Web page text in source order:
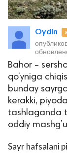
Oydin
Bahor –
qo’yniga
bunday
kerakki,
tashlaganda
oddiy
Sayr hafsalani